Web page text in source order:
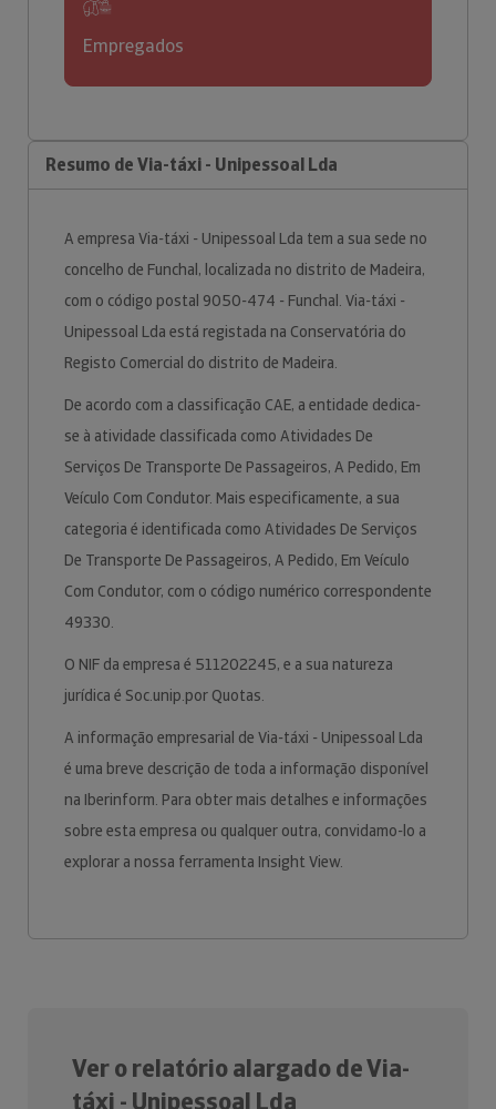
Empregados
Resumo de Via-táxi - Unipessoal Lda
A empresa Via-táxi - Unipessoal Lda tem a sua sede no
concelho de Funchal, localizada no distrito de Madeira,
com o código postal 9050-474 - Funchal. Via-táxi -
Unipessoal Lda está registada na Conservatória do
Registo Comercial do distrito de Madeira.
De acordo com a classificação CAE, a entidade dedica-
se à atividade classificada como Atividades De
Serviços De Transporte De Passageiros, A Pedido, Em
Veículo Com Condutor. Mais especificamente, a sua
categoria é identificada como Atividades De Serviços
De Transporte De Passageiros, A Pedido, Em Veículo
Com Condutor, com o código numérico correspondente
49330.
O NIF da empresa é 511202245, e a sua natureza
jurídica é Soc.unip.por Quotas.
A informação empresarial de Via-táxi - Unipessoal Lda
é uma breve descrição de toda a informação disponível
na Iberinform. Para obter mais detalhes e informações
sobre esta empresa ou qualquer outra, convidamo-lo a
explorar a nossa ferramenta Insight View.
Ver o relatório alargado de Via-
táxi - Unipessoal Lda